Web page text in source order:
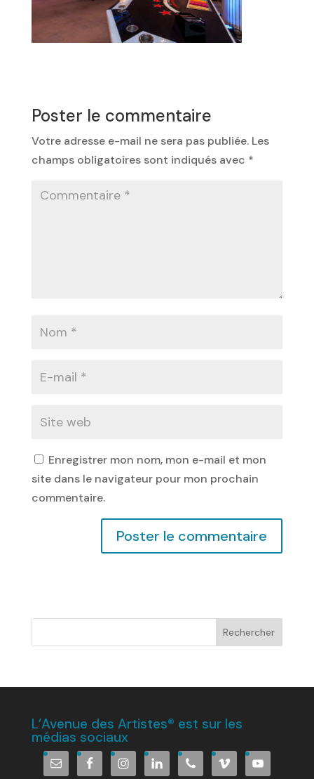
Poster le commentaire
Votre adresse e-mail ne sera pas publiée. Les
champs obligatoires sont indiqués avec *
Enregistrer mon nom, mon e-mail et mon
site dans le navigateur pour mon prochain
commentaire.
L’Avenue des Artistes® est sur les
médias sociaux